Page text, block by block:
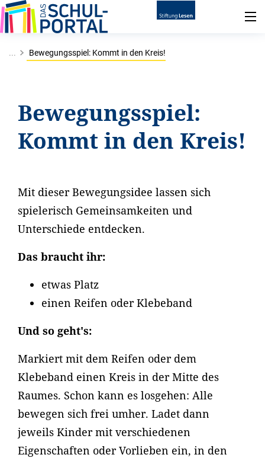
... Bewegungsspiel: Kommt in den Kreis!
Bewegungsspiel:
Kommt in den Kreis!
Mit dieser Bewegungsidee lassen sich
spielerisch Gemeinsamkeiten und
Unterschiede entdecken.
Das braucht ihr:
etwas Platz
einen Reifen oder Klebeband
Und so geht's:
Markiert mit dem Reifen oder dem
Klebeband einen Kreis in der Mitte des
Raumes. Schon kann es losgehen: Alle
bewegen sich frei umher. Ladet dann
jeweils Kinder mit verschiedenen
Eigenschaften oder Vorlieben ein, in den